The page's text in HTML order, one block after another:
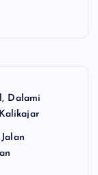
Dalami